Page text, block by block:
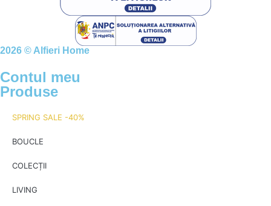
2026 © Alfieri Home
Contul meu
Produse
SPRING SALE -40%
BOUCLE
COLECȚII
LIVING